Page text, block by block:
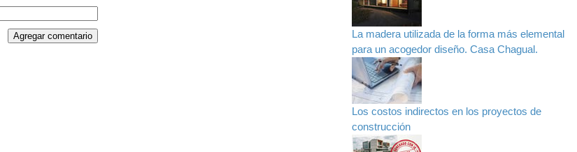
La madera utilizada de la forma más elemental
para un acogedor diseño. Casa Chagual.
Los costos indirectos en los proyectos de
construcción